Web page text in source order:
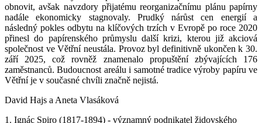
obnovit, avšak navzdory přijatému reorganizačnímu plánu papírny
nadále ekonomicky stagnovaly. Prudký nárůst cen energií a
následný pokles odbytu na klíčových trzích v Evropě po roce 2020
přinesl do papírenského průmyslu další krizi, kterou již akciová
společnost ve Větřní neustála. Provoz byl definitivně ukončen k 30.
září 2025, což rovněž znamenalo propuštění zbývajících 176
zaměstnanců. Budoucnost areálu i samotné tradice výroby papíru ve
Větřní je v současné chvíli značně nejistá.
David Hajs a Aneta Vlasáková
1. Ignác Spiro (1817-1894) - významný podnikatel židovského